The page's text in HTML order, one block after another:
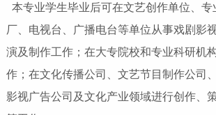
本专业学生毕业后可在文艺创作单位、
厂、电视台、广播电台等单位从事戏剧影
演及制作工作；在大专院校和专业科研机
作；在文化传播公司、文艺节目制作公司
影视广告公司及文化产业领域进行创作、